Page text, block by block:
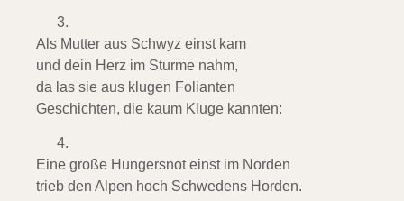
Als Mutter aus Schwyz einst kam
und dein Herz im Sturme nahm,
da las sie aus klugen Folianten
Geschichten, die kaum Kluge kannten:
Eine große Hungersnot einst im Norden
trieb den Alpen hoch Schwedens Horden.